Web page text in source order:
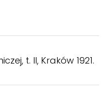
t. II, Kraków 1921.